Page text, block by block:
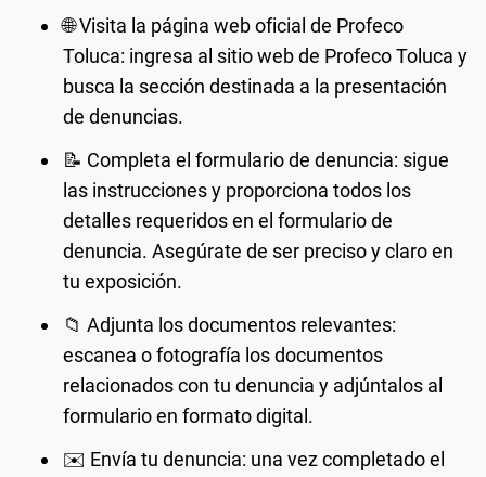
🌐 Visita la página web oficial de Profeco
Toluca: ingresa al sitio web de Profeco Toluca y
busca la sección destinada a la presentación
de denuncias.
📝 Completa el formulario de denuncia: sigue
las instrucciones y proporciona todos los
detalles requeridos en el formulario de
denuncia. Asegúrate de ser preciso y claro en
tu exposición.
📁 Adjunta los documentos relevantes:
escanea o fotografía los documentos
relacionados con tu denuncia y adjúntalos al
formulario en formato digital.
✉️ Envía tu denuncia: una vez completado el